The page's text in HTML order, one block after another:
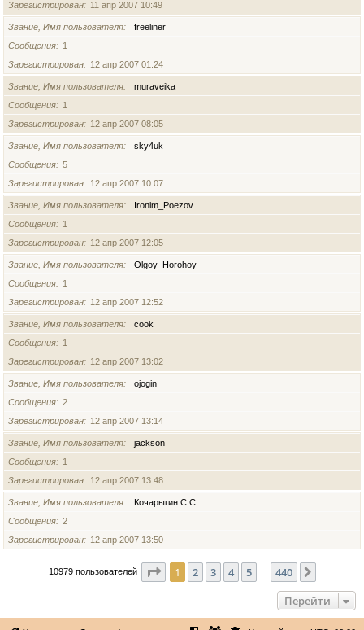
Зарегистрирован
11 апр 2007 10:49
Звание, Имя пользователя
freeliner
Сообщения
1
Зарегистрирован
12 апр 2007 01:24
Звание, Имя пользователя
muraveika
Сообщения
1
Зарегистрирован
12 апр 2007 08:05
Звание, Имя пользователя
sky4uk
Сообщения
5
Зарегистрирован
12 апр 2007 10:07
Звание, Имя пользователя
Ironim_Poezov
Сообщения
1
Зарегистрирован
12 апр 2007 12:05
Звание, Имя пользователя
Olgoy_Horohoy
Сообщения
1
Зарегистрирован
12 апр 2007 12:52
Звание, Имя пользователя
cook
Сообщения
1
Зарегистрирован
12 апр 2007 13:02
Звание, Имя пользователя
ojogin
Сообщения
2
Зарегистрирован
12 апр 2007 13:14
Звание, Имя пользователя
jackson
Сообщения
1
Зарегистрирован
12 апр 2007 13:48
Звание, Имя пользователя
Кочарыгин С.С.
Сообщения
2
Зарегистрирован
12 апр 2007 13:50
10979 пользователей Страница из 440
1 2 3 4 5 440
Перейти